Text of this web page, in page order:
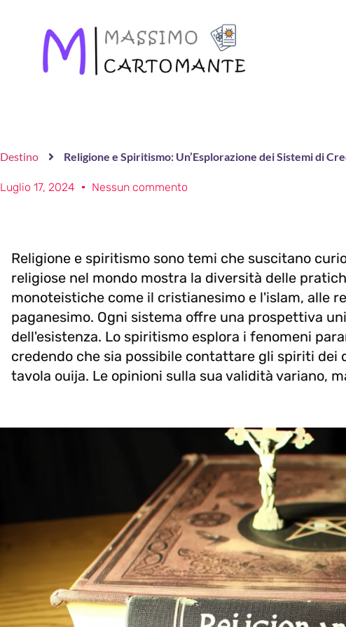
Destino Religione e Spiritismo: Un’Esplorazione dei Sistemi di
Luglio 17, 2024 Nessun commento
Religione e spiritismo sono temi che suscitano
religiose nel mondo mostra la diversità delle
monoteistiche come il cristianesimo e l'islam, alle
paganesimo. Ogni sistema offre una prospettiva
dell'esistenza. Lo spiritismo esplora i fenomeni
credendo che sia possibile contattare gli spiriti
tavola ouija. Le opinioni sulla sua validità variano,